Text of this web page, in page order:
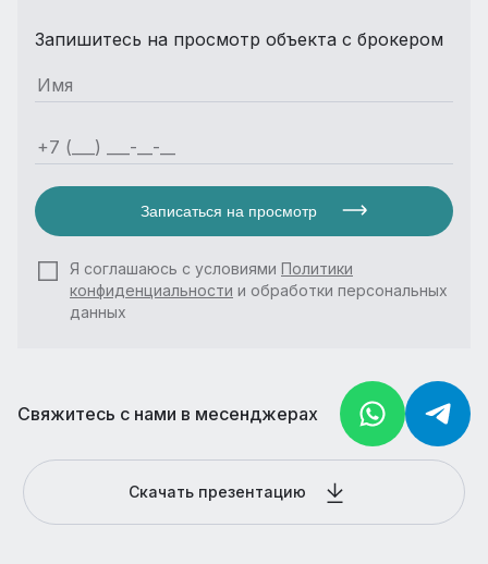
Запишитесь на просмотр объекта с брокером
Записаться на просмотр
Я соглашаюсь с условиями Политики
конфиденциальности и обработки персональных
данных
Свяжитесь с нами в месенджерах
Скачать презентацию